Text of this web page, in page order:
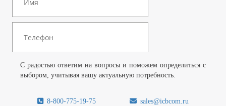
С радостью ответим на вопросы и поможем определиться с
выбором, учитывая вашу актуальную потребность.
8-800-775-19-75 sales@icbcom.ru